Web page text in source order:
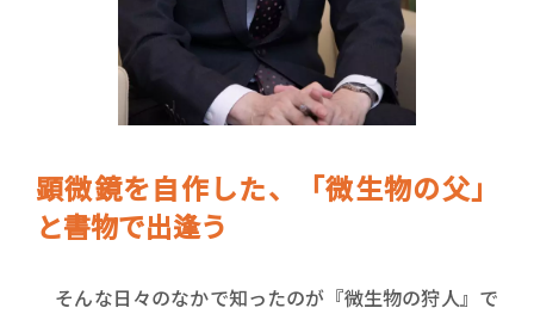
顕微鏡を自作した、「微生物の父」
と書物で出逢う
そんな日々のなかで知ったのが『微生物の狩人』で